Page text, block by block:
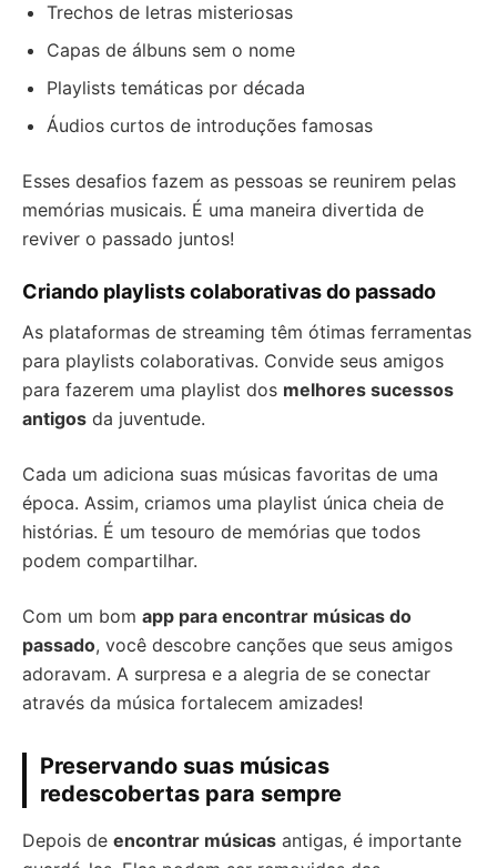
Trechos de letras misteriosas
Capas de álbuns sem o nome
Playlists temáticas por década
Áudios curtos de introduções famosas
Esses desafios fazem as pessoas se reunirem pelas
memórias musicais. É uma maneira divertida de
reviver o passado juntos!
Criando playlists colaborativas do passado
As plataformas de streaming têm ótimas ferramentas
para playlists colaborativas. Convide seus amigos
para fazerem uma playlist dos melhores sucessos
antigos da juventude.
Cada um adiciona suas músicas favoritas de uma
época. Assim, criamos uma playlist única cheia de
histórias. É um tesouro de memórias que todos
podem compartilhar.
Com um bom app para encontrar músicas do
passado, você descobre canções que seus amigos
adoravam. A surpresa e a alegria de se conectar
através da música fortalecem amizades!
Preservando suas músicas
redescobertas para sempre
Depois de encontrar músicas antigas, é importante